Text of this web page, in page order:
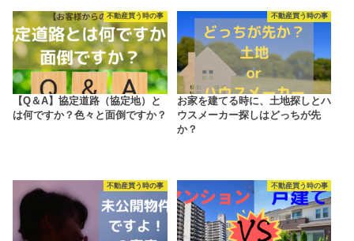
不動産買う時の事
【Q＆A】協定道路（協定地）と
は何ですか？色々と面倒ですか？
不動産買う時の事
お家を建てる時に、土地探しとハ
ウスメーカー探しはどっちが先
か？
不動産買う時の事 不動産買う時の事